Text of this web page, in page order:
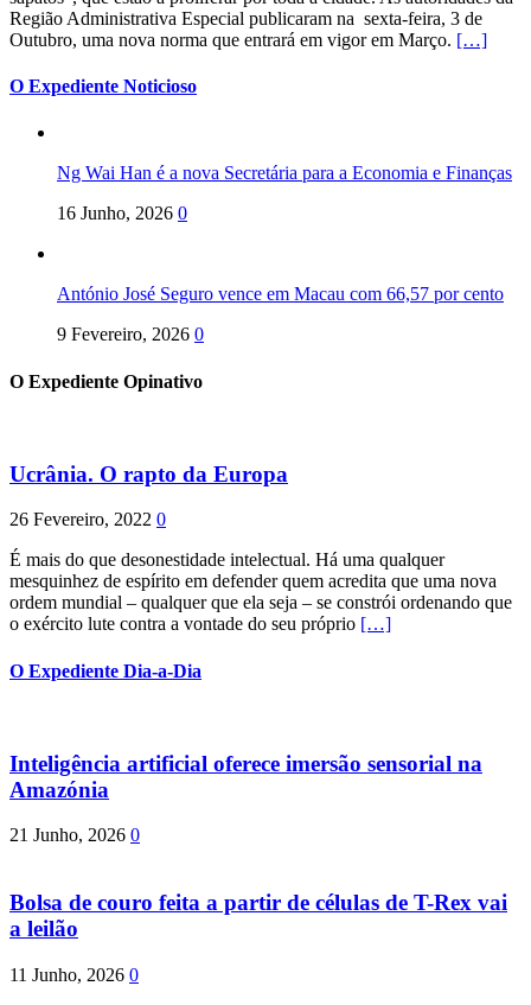
Região Administrativa Especial publicaram na sexta-feira, 3 de
Outubro, uma nova norma que entrará em vigor em Março. […]
O Expediente Noticioso
Ng Wai Han é a nova Secretária para a Economia e Finanças
16 Junho, 2026 0
António José Seguro vence em Macau com 66,57 por cento
9 Fevereiro, 2026 0
O Expediente Opinativo
Ucrânia. O rapto da Europa
26 Fevereiro, 2022 0
É mais do que desonestidade intelectual. Há uma qualquer
mesquinhez de espírito em defender quem acredita que uma nova
ordem mundial – qualquer que ela seja – se constrói ordenando que
o exército lute contra a vontade do seu próprio […]
O Expediente Dia-a-Dia
Inteligência artificial oferece imersão sensorial na
Amazónia
21 Junho, 2026 0
Bolsa de couro feita a partir de células de T-Rex vai
a leilão
11 Junho, 2026 0